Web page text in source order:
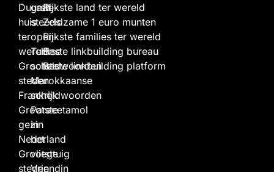
Duurste
huis
ter
wereld
Grootste
steden
Frankrijk
Grootste
gezin
Nederland
Grootste
steden
gaat
steeds
open
Turkse
scheldwoorden
Marokkaanse
scheldwoorden
Paracetamol
in
het
vliegtuig
Vriendin
Rijkste land ter wereld
Zeldzame 1 euro munten
Rijkste families ter wereld
Beste linkbuilding bureau
Beste linkbuilding platform